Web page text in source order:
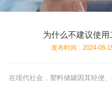
为什么不建议使
发布时间 : 2024-08-
在现代社会，塑料储罐因其轻便